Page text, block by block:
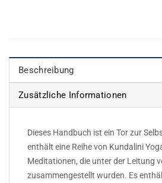
Beschreibung
Zusätzliche Informationen
Dieses Handbuch ist ein Tor zur
enthält eine Reihe von Kundalini
Meditationen, die unter der Leitung
zusammengestellt wurden. Es